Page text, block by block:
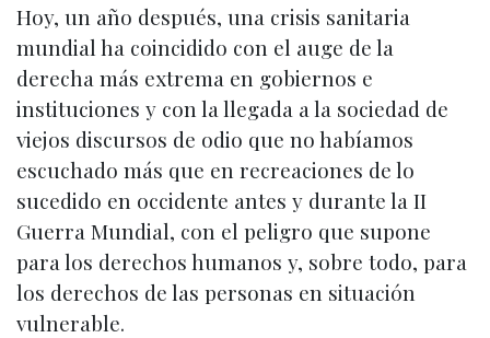
Hoy, un año después, una crisis sanitaria
mundial ha coincidido con el auge de la
derecha más extrema en gobiernos e
instituciones y con la llegada a la sociedad de
viejos discursos de odio que no habíamos
escuchado más que en recreaciones de lo
sucedido en occidente antes y durante la II
Guerra Mundial, con el peligro que supone
para los derechos humanos y, sobre todo, para
los derechos de las personas en situación
vulnerable.